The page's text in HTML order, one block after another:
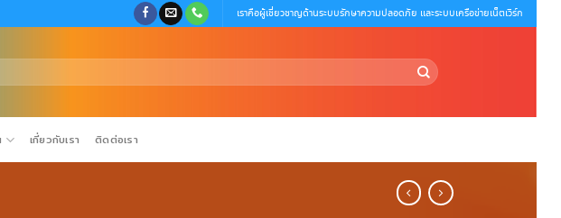
เราคือผู้เชี่ยวชาญด้านระบบรักษาความปลอดภัย และระบบเครือข่ายเน็ตเวิร์ก
เกี่ยวกับเรา ติดต่อเรา